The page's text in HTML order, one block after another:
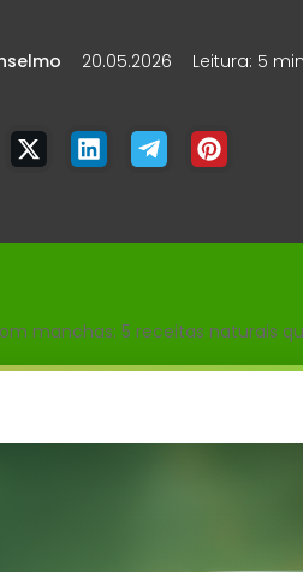
20.05.2026 Leitura: 5 min
manchas: 5 receitas naturais